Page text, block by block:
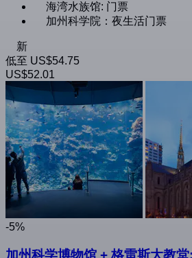
海湾水族馆: 门票
加州科学院：夜生活门票
新
低至 US$54.75
US$52.01
-5%
加州科学博物馆 + 格雷斯大教